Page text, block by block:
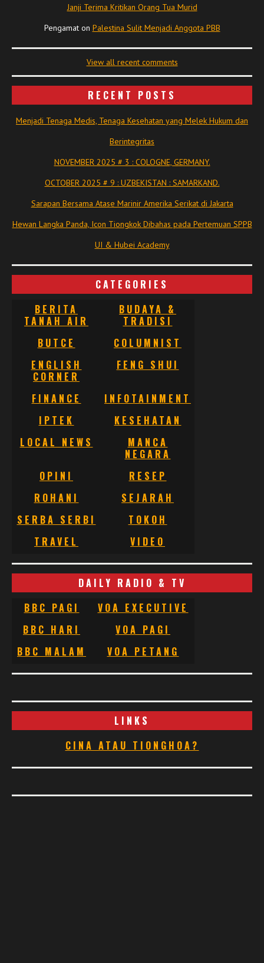
Janji Terima Kritikan Orang Tua Murid
Pengamaton Palestina Sulit Menjadi Anggota PBB
View all recent comments
RECENT POSTS
Menjadi Tenaga Medis, Tenaga Kesehatan yang Melek Hukum dan
Berintegritas
NOVEMBER 2025 # 3 : COLOGNE, GERMANY.
OCTOBER 2025 # 9 : UZBEKISTAN : SAMARKAND.
Sarapan Bersama Atase Marinir Amerika Serikat di Jakarta
Hewan Langka Panda, Icon Tiongkok Dibahas pada Pertemuan SPPB
UI & Hubei Academy
CATEGORIES
BERITA
TANAH AIR
BUDAYA &
TRADISI
BUTCE
COLUMNIST
ENGLISH
CORNER
FENG SHUI
FINANCE
INFOTAINMENT
IPTEK
KESEHATAN
LOCAL NEWS
MANCA
NEGARA
OPINI
RESEP
ROHANI
SEJARAH
SERBA SERBI
TOKOH
TRAVEL
VIDEO
DAILY RADIO & TV
BBC PAGI
VOA EXECUTIVE
BBC HARI
VOA PAGI
BBC MALAM
VOA PETANG
LINKS
CINA ATAU TIONGHOA?